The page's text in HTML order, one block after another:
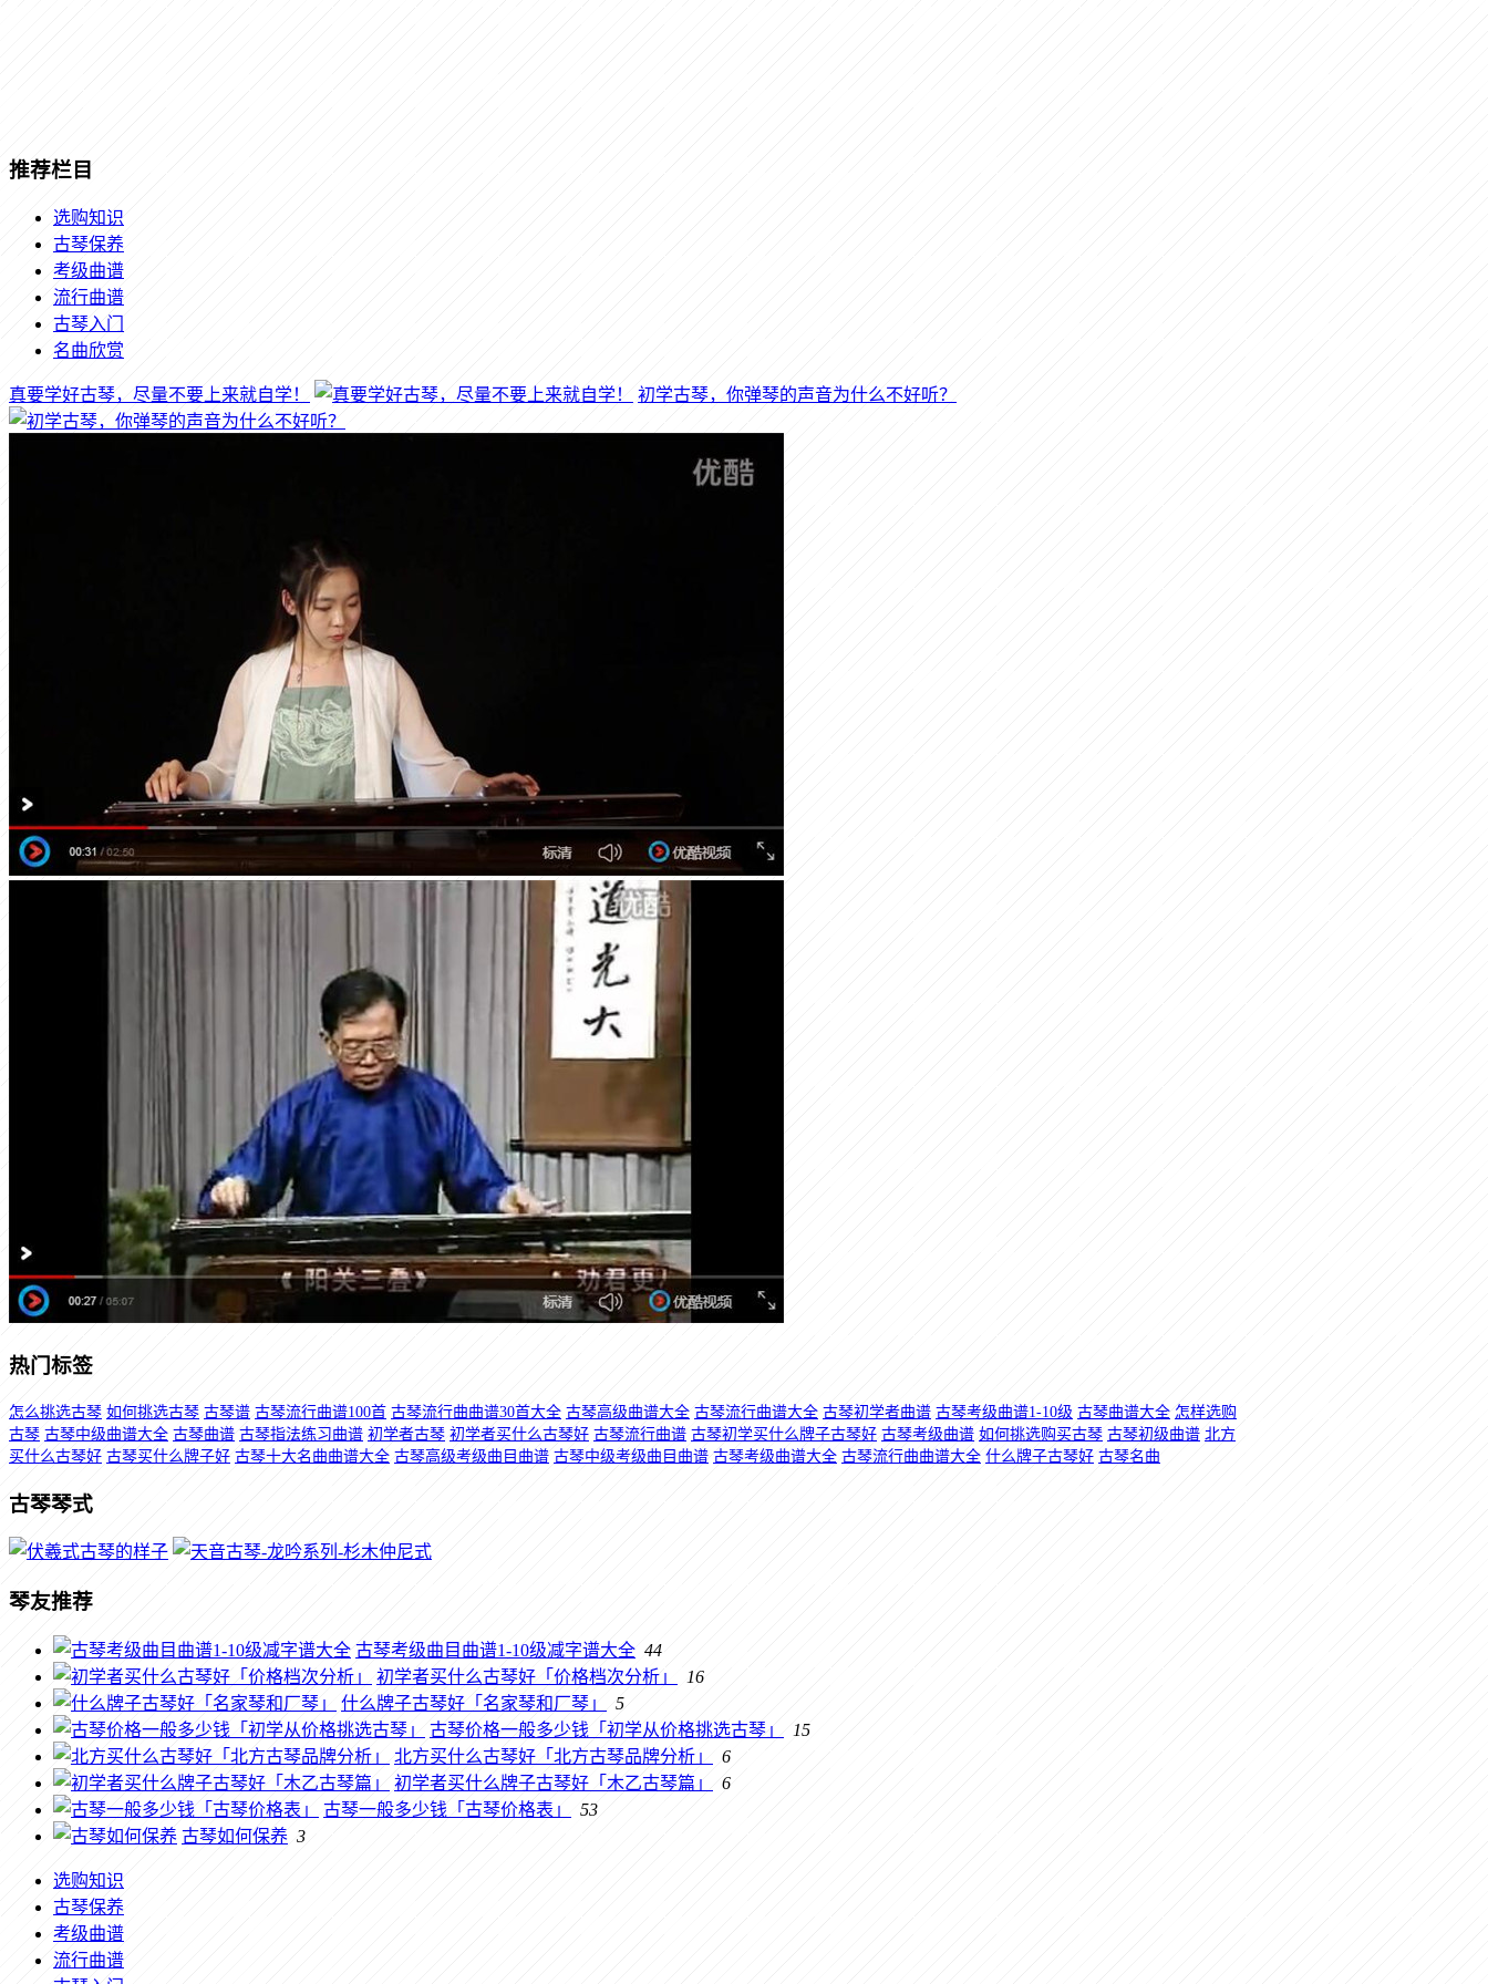
推荐栏目
选购知识
古琴保养
考级曲谱
流行曲谱
古琴入门
名曲欣赏
真要学好古琴，尽量不要上来就自学！ 初学古琴，你弹琴的声音为什么不好听？
热门标签
怎么挑选古琴 如何挑选古琴 古琴谱 古琴流行曲谱100首 古琴流行曲曲谱30首大全 古琴高级曲谱大全 古琴流行曲谱大全 古琴初学者曲谱 古琴考级曲谱1-10级 古琴曲谱大全 怎样选购
古琴 古琴中级曲谱大全 古琴曲谱 古琴指法练习曲谱 初学者古琴 初学者买什么古琴好 古琴流行曲谱 古琴初学买什么牌子古琴好 古琴考级曲谱 如何挑选购买古琴 古琴初级曲谱 北方
买什么古琴好 古琴买什么牌子好 古琴十大名曲曲谱大全 古琴高级考级曲目曲谱 古琴中级考级曲目曲谱 古琴考级曲谱大全 古琴流行曲曲谱大全 什么牌子古琴好 古琴名曲
古琴琴式
琴友推荐
古琴考级曲目曲谱1-10级减字谱大全 44
初学者买什么古琴好「价格档次分析」
16
什么牌子古琴好「名家琴和厂琴」
5
古琴价格一般多少钱「初学从价格挑选古琴」
15
北方买什么古琴好「北方古琴品牌分析」
6
初学者买什么牌子古琴好「木乙古琴篇」
6
古琴一般多少钱「古琴价格表」
53
古琴如何保养 3
选购知识
古琴保养
考级曲谱
流行曲谱